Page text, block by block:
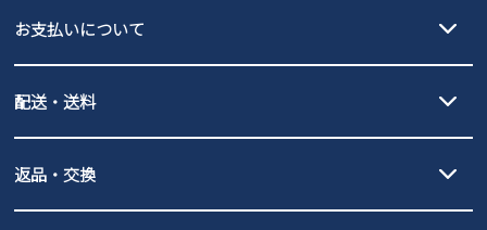
お支払いについて
PayPay（オンライン決済）、代金引換のご利用が可能です。
配送・送料
北海道・本州・四国・九州…550円
全国一律…220円（税込）
発送日・送料詳細についてはご利用ガイドを
返品・交換